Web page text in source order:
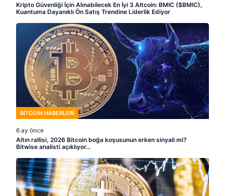
Kripto Güvenliği İçin Alınabilecek En İyi 3 Altcoin: BMIC ($BMIC),
Kuantuma Dayanıklı Ön Satış Trendine Liderlik Ediyor
BITCOIN HABERLERI
6 ay önce
Altın rallisi, 2026 Bitcoin boğa koşusunun erken sinyali mi?
Bitwise analisti açıklıyor…